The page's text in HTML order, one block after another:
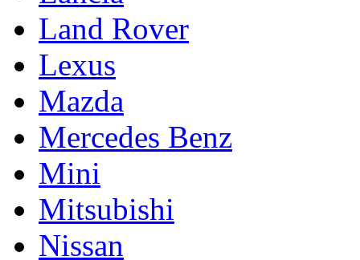
Land Rover
Lexus
Mazda
Mercedes Benz
Mini
Mitsubishi
Nissan